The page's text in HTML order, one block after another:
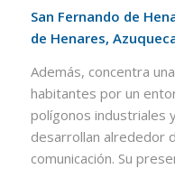
San Fernando de
de Henares,
Además, concentra
habitantes por un
polígonos industriales
desarrollan alrededor
comunicación. Su